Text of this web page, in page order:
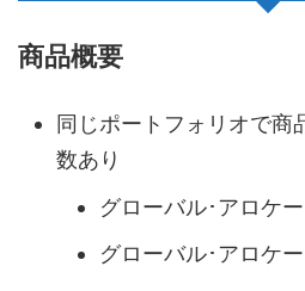
商品概要
同じポートフォリオで商
数あり
グローバル･アロケ
グローバル･アロケ